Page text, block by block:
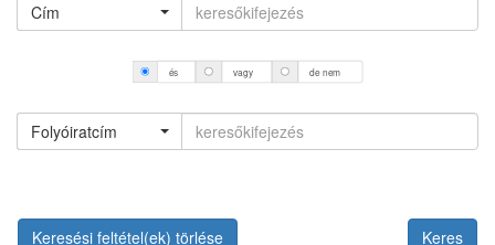
Cím
és vagy de nem
Folyóiratcím
Keresési feltétel(ek) törlése